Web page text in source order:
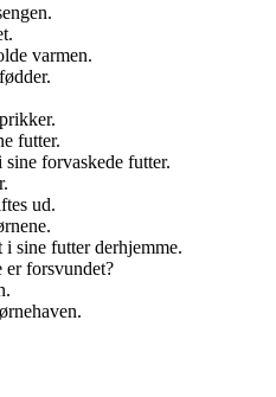
varmen.
futter.
forvaskede futter.
ud.
sine futter derhjemme.
forsvundet?